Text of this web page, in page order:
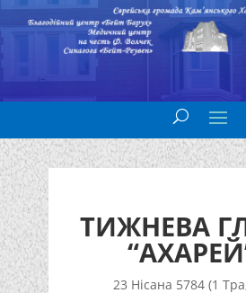
ТИЖНЕВА
23 Нісана 5784 (1